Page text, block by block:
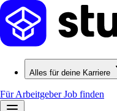
Alles für deine Karriere
Für ArbeitgeberJob finden